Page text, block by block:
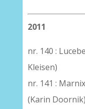
2011
nr. 140 :
Kleisen)
nr. 141 :
(Karin Doornik)